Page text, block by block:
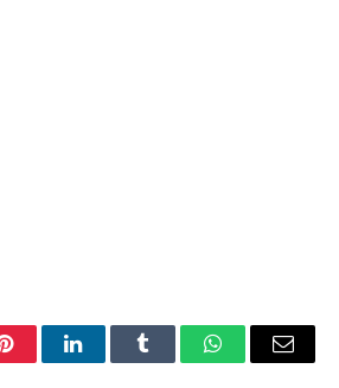
PinterestLinkedInTumblr WhatsAppEmail